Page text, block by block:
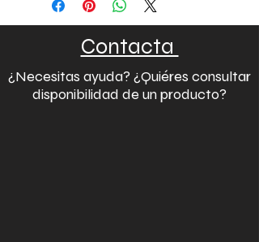
Contacta
¿Necesitas ayuda? ¿Quiéres consultar
disponibilidad de un producto?